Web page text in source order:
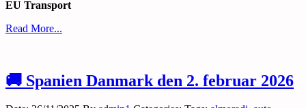
EU Transport
Read More...
🚚 Spanien Danmark den 2. februar 2026